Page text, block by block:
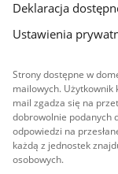
Deklaracja
Ustawienia
Strony dostępne w
mailowych.
mail zgadza się na
dobrowolnie podanych
odpowiedzi na
każdą z jednostek
osobowych.